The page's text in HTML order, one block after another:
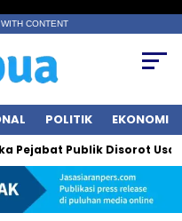
CONTENT
POLITIK EKONOMI
Publik Disorot Usai